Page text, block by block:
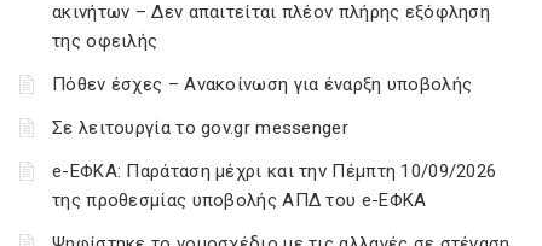
ακινήτων – Δεν απαιτείται πλέον πλήρης εξόφληση
της οφειλής
Πόθεν έσχες – Ανακοίνωση για έναρξη υποβολής
Σε λειτουργία το gov.gr messenger
e-ΕΦΚΑ: Παράταση μέχρι και την Πέμπτη 10/09/2026
της προθεσμίας υποβολής ΑΠΔ του e-ΕΦΚΑ